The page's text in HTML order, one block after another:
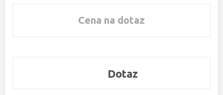
Cena na dotaz
Dotaz